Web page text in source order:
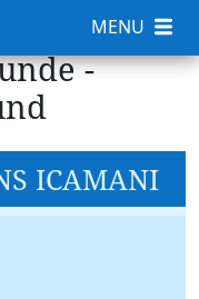
-
ICAMANI
MENU